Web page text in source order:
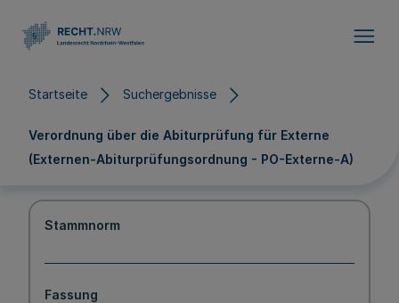
Startseite Suchergebnisse
Verordnung über die Abiturprüfung für Externe
(Externen-Abiturprüfungsordnung - PO-Externe-A)
Stammnorm
Fassung